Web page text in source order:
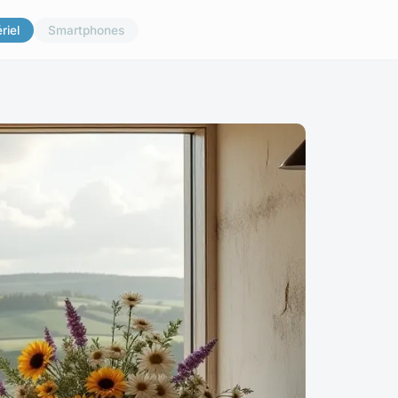
Smartphones